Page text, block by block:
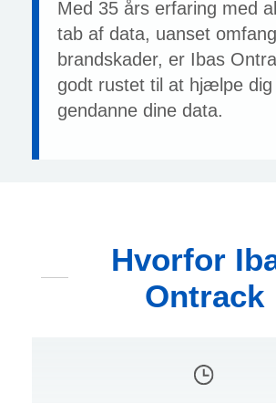
Med 35 års erfaring med
tab af data, uanset
brandskader, er Ibas
godt rustet til at hjælpe
gendanne dine data.
Hvorfor
Ontrack